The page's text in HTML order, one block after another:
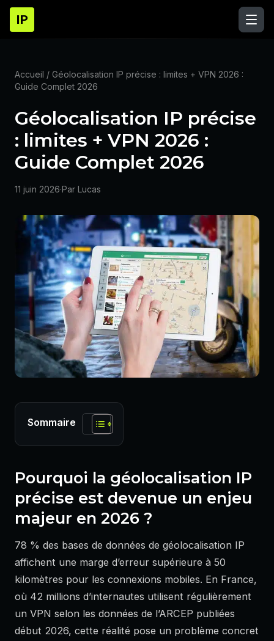
IP
Accueil / Géolocalisation IP précise : limites + VPN 2026 :
Guide Complet 2026
Géolocalisation IP précise
: limites + VPN 2026 :
Guide Complet 2026
11 juin 2026·Par Lucas
Sommaire
Pourquoi la géolocalisation IP
précise est devenue un enjeu
majeur en 2026 ?
78 % des bases de données de géolocalisation IP
affichent une marge d’erreur supérieure à 50
kilomètres pour les connexions mobiles. En France,
où 42 millions d’internautes utilisent régulièrement
un VPN selon les données de l’ARCEP publiées
début 2026, cette réalité pose un problème concret